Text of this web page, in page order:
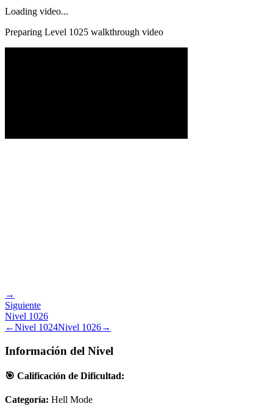
Loading video...
Preparing Level 1025 walkthrough video
→
Siguiente
Nivel 1026
←Nivel 1024Nivel 1026→
Información del Nivel
🎯 Calificación de Dificultad:
Categoría: Hell Mode